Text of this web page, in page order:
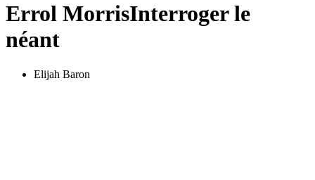
Errol MorrisInterroger le
néant
Elijah Baron